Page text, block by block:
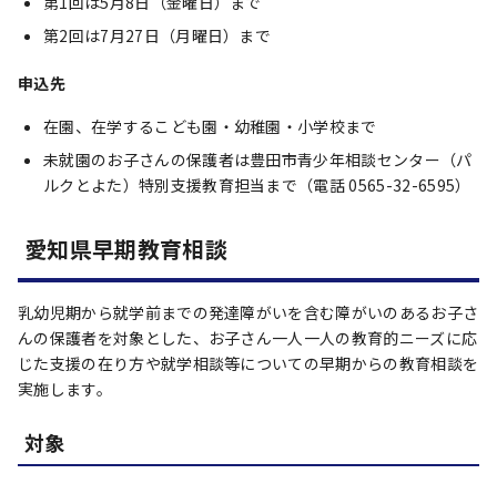
第2回は7月27日（月曜日）まで
申込先
在園、在学するこども園・幼稚園・小学校まで
未就園のお子さんの保護者は豊田市青少年相談センター（パ
ルクとよた）特別支援教育担当まで（電話 0565-32-6595）
愛知県早期教育相談
乳幼児期から就学前までの発達障がいを含む障がいのあるお子さ
んの保護者を対象とした、お子さん一人一人の教育的ニーズに応
じた支援の在り方や就学相談等についての早期からの教育相談を
実施します。
対象